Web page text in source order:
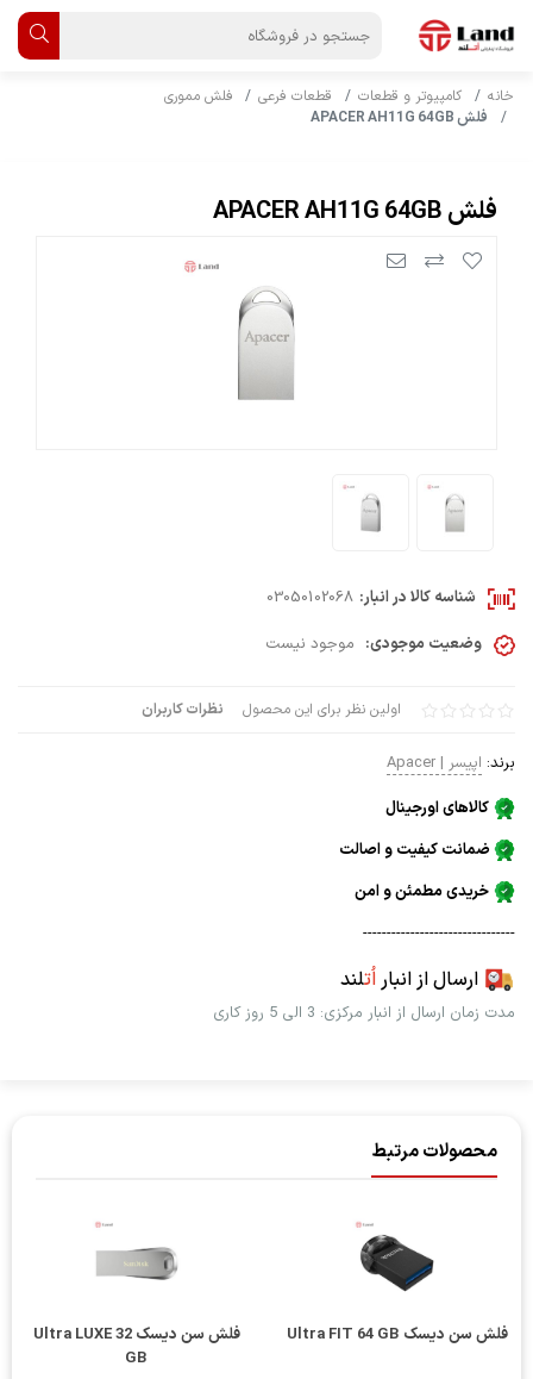
خانه کامپیوتر و قطعات قطعات فرعی
فلش مموری
فلش APACER AH11G 64GB
فلش APACER AH11G 64GB
اولین نظر برای این محصول نظرات کاربران
برند: اپیسر | Apacer
کالاهای اورجینال
ضمانت کیفیت و اصالت
خریدی مطمئن و امن
--------------------------------
ارسال از انباراُتلند
مدت زمان ارسال از انبار مرکزی: 3 الی 5 روز کاری
شناسه کالا در انبار: 03050102068
وضعیت موجودی: موجود نیست
محصولات مرتبط
فلش سن دیسک Ultra FIT 64 GB
فلش سن دیسک Ultra LUXE 32
GB